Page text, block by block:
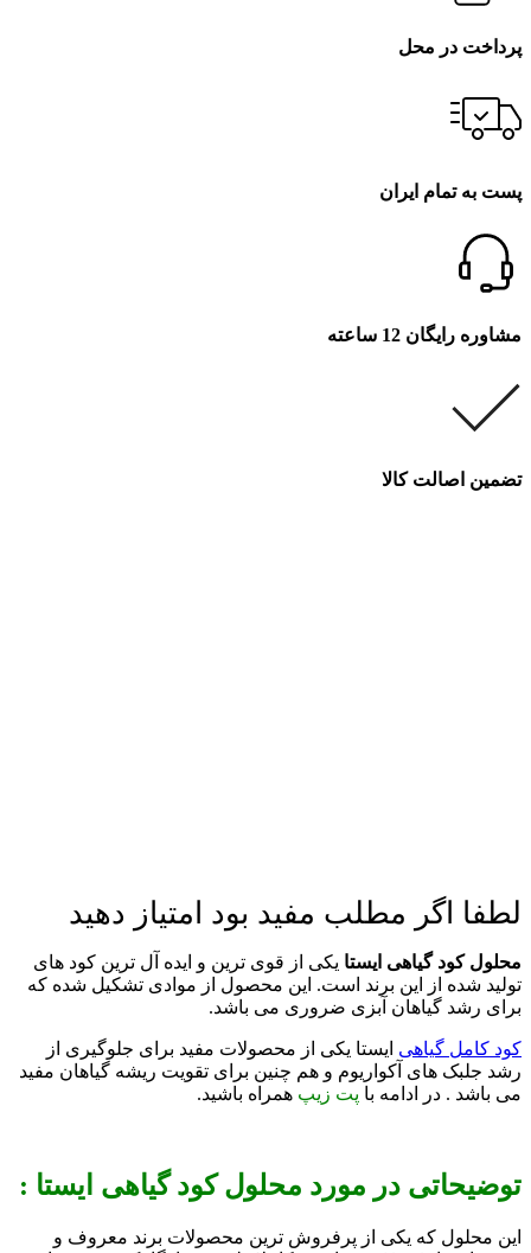
پرداخت در محل
پست به تمام ایران
مشاوره رایگان 12 ساعته
تضمین اصالت کالا
لطفا اگر مطلب مفید بود امتیاز دهید
محلول کود گیاهی ایستا یکی از قوی ترین و ایده آل ترین کود های
تولید شده از این برند است. این محصول از موادی تشکیل شده که
برای رشد گیاهان آبزی ضروری می باشد.
کود کامل گیاهی ایستا یکی از محصولات مفید برای جلوگیری از
رشد جلبک های آکواریوم و هم چنین برای تقویت ریشه گیاهان مفید
می باشد . در ادامه با پت زیپ همراه باشید.
توضیحاتی در مورد محلول کود گیاهی ایستا :
این محلول که یکی از پرفروش ترین محصولات برند معروف و